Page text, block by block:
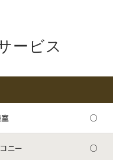
ービス
○
ニー ○